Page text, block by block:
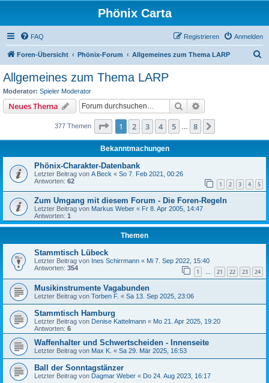
Phönix Carta
FAQ Anmelden
Registrieren
Foren-Übersicht Phönix-Forum Allgemeines zum Thema LARP
Allgemeines zum Thema LARP
Moderator: Spieler Moderator
Neues Thema Suche
377 Themen Seite 1von
1 2 3 4 5 8
Bekanntmachungen
Phönix-Charakter-Datenbank
Letzter Beitrag von A Beck « So 7. Feb 2021, 00:26
Antworten: 62 1 2 3 4 5
Zum Umgang mit diesem Forum - Die Foren-Regeln
Letzter Beitrag von Markus Weber « Fr 8. Apr 2005, 14:47
Antworten: 1
Themen
Stammtisch Lübeck
Letzter Beitrag von Ines Schirrmann « Mi 7. Sep 2022, 15:40
Antworten: 354 1 … 21 22 23 24
Musikinstrumente Vagabunden
Letzter Beitrag von Torben F. « Sa 13. Sep 2025, 23:06
Stammtisch Hamburg
Letzter Beitrag von Denise Kattelmann « Mo 21. Apr 2025, 19:20
Antworten: 6
Waffenhalter und Schwertscheiden - Innenseite
Letzter Beitrag von Max K. « Sa 29. Mär 2025, 16:53
Ball der Sonntagstänzer
Letzter Beitrag von Dagmar Weber « Do 24. Aug 2023, 16:17